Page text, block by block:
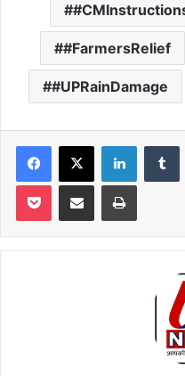
#FarmersRelief
#UPRainDamage
Facebook
X LinkedIn
Pocket Share via Email Print